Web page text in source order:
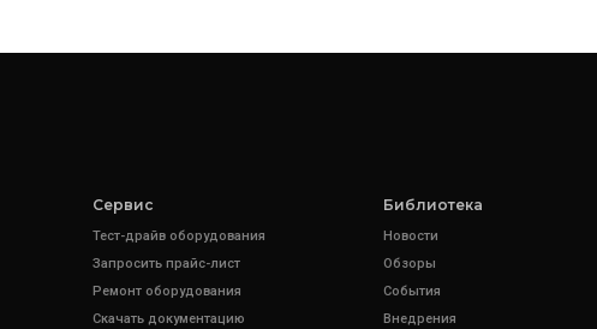
Сервис
Тест-драйв оборудования
Запросить прайс-лист
Ремонт оборудования
Скачать документацию
Библиотека
Новости
Обзоры
События
Внедрения